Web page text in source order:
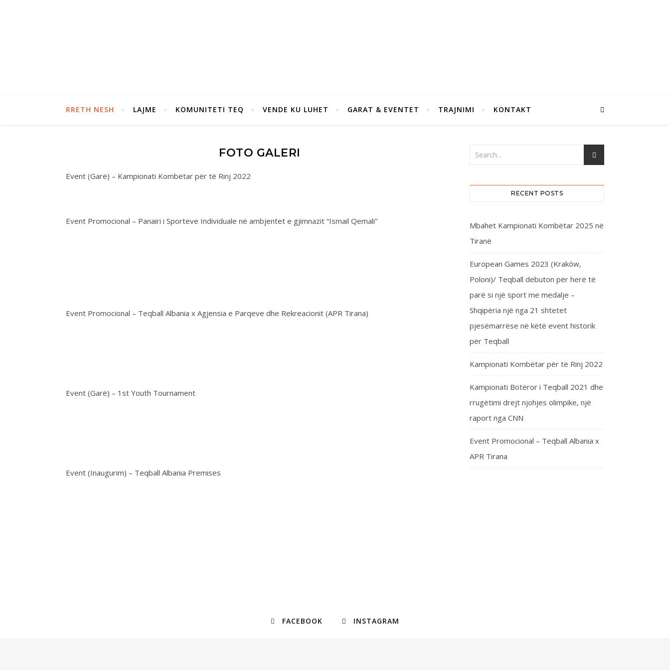
RRETH NESH LAJME KOMUNITETI TEQ VENDE KU LUHET GARAT & EVENTET TRAJNIMI KONTAKT
FOTO GALERI
Event (Garë) – Kampionati Kombëtar për të Rinj 2022
Event Promocional – Panairi i Sporteve Individuale në ambjentet e gjimnazit “Ismail Qemali”
Event Promocional – Teqball Albania x Agjensia e Parqeve dhe Rekreacionit (APR Tirana)
Event (Garë) – 1st Youth Tournament
Event (Inaugurim) – Teqball Albania Premises
RECENT POSTS
Mbahet Kampionati Kombëtar 2025 në
Tiranë
European Games 2023 (Kraków,
Poloni)/ Teqball debuton për herë të
parë si një sport me medalje –
Shqipëria një nga 21 shtetet
pjesëmarrëse në këtë event historik
për Teqball
Kampionati Kombëtar për të Rinj 2022
Kampionati Botëror i Teqball 2021 dhe
rrugëtimi drejt njohjes olimpike, një
raport nga CNN
Event Promocional – Teqball Albania x
APR Tirana
FACEBOOK INSTAGRAM